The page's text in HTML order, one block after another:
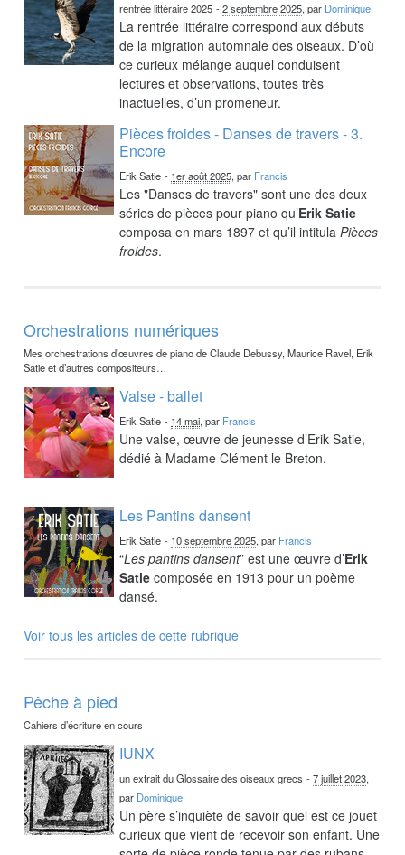
rentrée littéraire 2025 -2 septembre 2025, par Dominique
La rentrée littéraire correspond aux débuts
de la migration automnale des oiseaux. D’où
ce curieux mélange auquel conduisent
lectures et observations, toutes très
inactuelles, d’un promeneur.
Pièces froides - Danses de travers - 3.
Encore
Erik Satie - 1er août 2025, par Francis
Les "Danses de travers" sont une des deux
séries de pièces pour piano qu’Erik Satie
composa en mars 1897 et qu’il intitulaPièces
froides.
Orchestrations numériques
Mes orchestrations d’œuvres de piano de Claude Debussy, Maurice Ravel, Erik
Satie et d’autres compositeurs…
Valse - ballet
Erik Satie - 14 mai, par Francis
Une valse, œuvre de jeunesse d’Erik Satie,
dédié à Madame Clément le Breton.
Les Pantins dansent
Erik Satie - 10 septembre 2025, par Francis
“Les pantins dansent” est une œuvre d’Erik
Satie composée en 1913 pour un poème
dansé.
Voir tous les articles de cette rubrique
Pêche à pied
Cahiers d’écriture en cours
IUNX
un extrait du Glossaire des oiseaux grecs -7 juillet 2023,
par Dominique
Un père s’inquiète de savoir quel est ce jouet
curieux que vient de recevoir son enfant. Une